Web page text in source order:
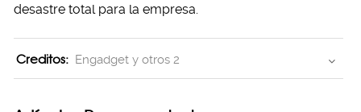
desastre total para la empresa.
Creditos: Engadget y otros 2